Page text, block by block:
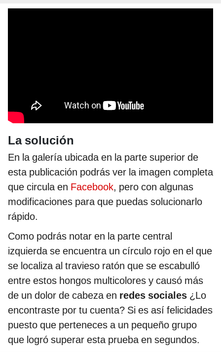
La solución
En la galería ubicada en la parte superior de
esta publicación podrás ver la imagen completa
que circula en Facebook, pero con algunas
modificaciones para que puedas solucionarlo
rápido.
Como podrás notar en la parte central
izquierda se encuentra un círculo rojo en el que
se localiza al travieso ratón que se escabulló
entre estos hongos multicolores y causó más
de un dolor de cabeza en redes sociales ¿Lo
encontraste por tu cuenta? Si es así felicidades
puesto que perteneces a un pequeño grupo
que logró superar esta prueba en segundos.